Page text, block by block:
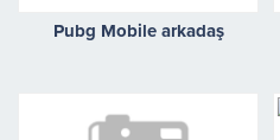
Pubg Mobile arkadaş